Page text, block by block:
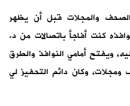
والمجلات قبل أن يظهر
كنت أفاجأ باتصالات من د.
ويفتح أمامي النوافذ والطرق
وكان دائم التحفيز لي